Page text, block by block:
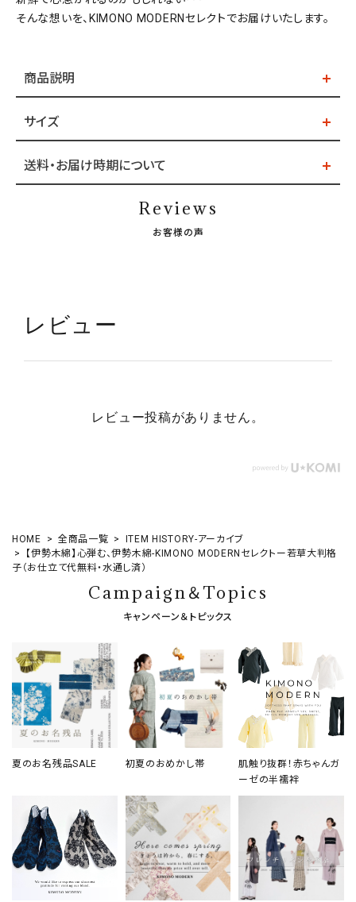
そんな想いを、KIMONO MODERNセレクトでお届けいたします。
商品説明
サイズ
送料・お届け時期について
Reviews
お客様の声
レビュー
レビュー投稿がありません。
HOME 全商品一覧
ITEM HISTORY-アーカイブ
【伊勢木綿】心弾む、伊勢木綿-KIMONO MODERNセレクトー若草大判格
子（お仕立て代無料・水通し済）
Campaign＆Topics
キャンペーン＆トピックス
夏のお名残品SALE 初夏のおめかし帯
肌触り抜群！赤ちゃんガ
ーゼの半襦袢